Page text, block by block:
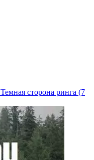
Темная сторона ринга (7